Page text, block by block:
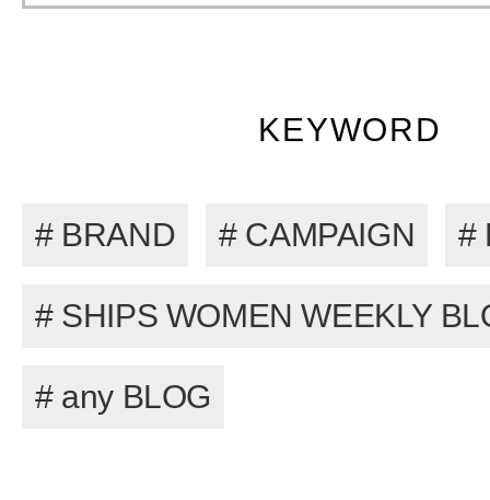
KEYWORD
# BRAND # CAMPAIGN #
# SHIPS WOMEN WEEKLY
# any BLOG